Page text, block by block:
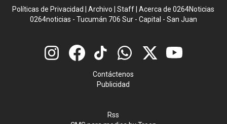
Políticas de Privacidad |Archivo |Staff |Acerca de 0264Noticias
0264noticias - Tucumán 706 Sur - Capital - San Juan
Contáctenos
Publicidad
Rss